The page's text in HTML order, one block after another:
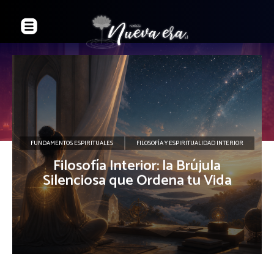
FUNDAMENTOS ESPIRITUALES FILOSOFÍA Y ESPIRITUALIDAD INTERIOR
Filosofía Interior: la Brújula
Silenciosa que Ordena tu Vida